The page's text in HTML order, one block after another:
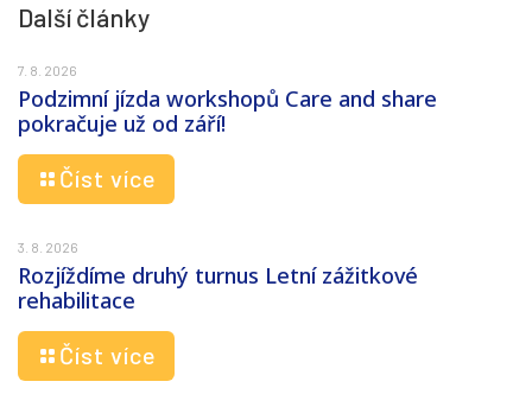
Další články
7. 8. 2026
Podzimní jízda workshopů Care and share
pokračuje už od září!
Číst více
3. 8. 2026
Rozjíždíme druhý turnus Letní zážitkové
rehabilitace
Číst více